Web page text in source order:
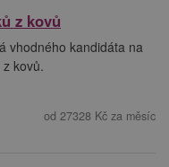
z kovů
vhodného kandidáta na
kovů.
od 27328 Kč za měsíc